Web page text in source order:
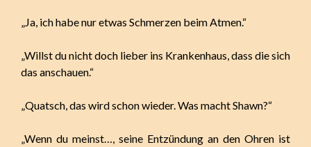
„Ja, ich habe nur etwas Schmerzen beim Atmen.“
„Willst du nicht doch lieber ins Krankenhaus, dass die sich
das anschauen.“
„Quatsch, das wird schon wieder. Was macht Shawn?“
„Wenn du meinst…, seine Entzündung an den Ohren ist